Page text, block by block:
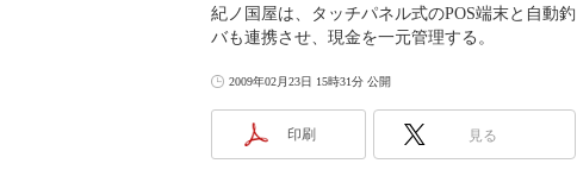
紀ノ国屋は、タッチパネル式のPOS端末と自動
バも連携させ、現金を一元管理する。
2009年02月23日 15時31分 公開
印刷 見る